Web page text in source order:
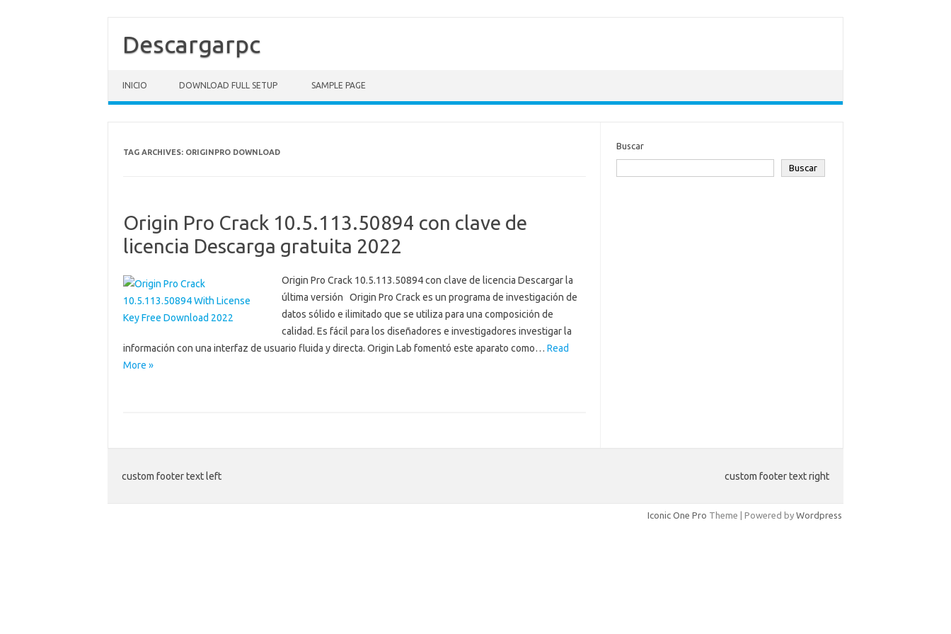
Descargarpc
INICIO DOWNLOAD FULL SETUP SAMPLE PAGE
TAG ARCHIVES: ORIGINPRO DOWNLOAD
Origin Pro Crack 10.5.113.50894 con clave de
licencia Descarga gratuita 2022
Origin Pro Crack 10.5.113.50894 con clave de licencia Descargar la
última versión Origin Pro Crack es un programa de investigación de
datos sólido e ilimitado que se utiliza para una composición de
calidad. Es fácil para los diseñadores e investigadores investigar la
información con una interfaz de usuario fluida y directa. Origin Lab fomentó este aparato como… Read
More »
Buscar
Buscar
custom footer text left custom footer text right
Iconic One Pro Theme | Powered by Wordpress